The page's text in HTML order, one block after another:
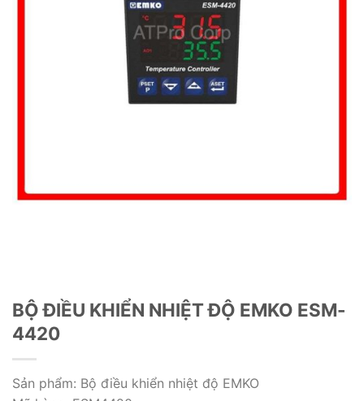
BỘ ĐIỀU KHIỂN NHIỆT ĐỘ EMKO ESM-
4420
Sản phẩm: Bộ điều khiển nhiệt độ EMKO